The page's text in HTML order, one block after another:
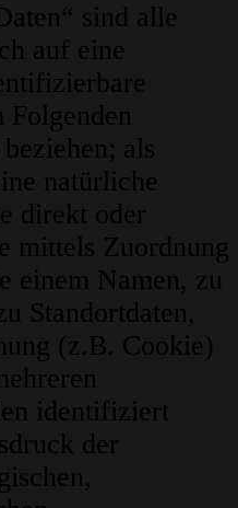
sind alle
auf eine
Folgenden
als
natürliche
direkt oder
mittels Zuordnung
einem Namen, zu
Standortdaten,
(z.B. Cookie)
identifiziert
der